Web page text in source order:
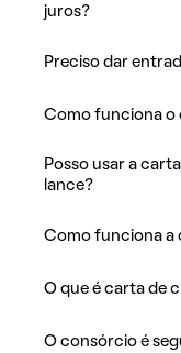
juros?
Preciso dar
Como funciona o
Posso usar a
lance?
Como funciona a
O que é carta de
O consórcio é